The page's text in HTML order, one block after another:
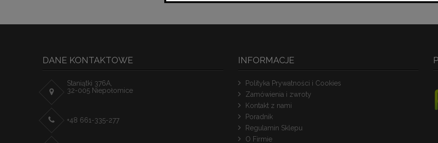
DANE KONTAKTOWE
Staniątki 376A,
32-005 Niepołomice
+48 661-335-277
INFORMACJE
Polityka Prywatności i Cookies
Zamówienia i zwroty
Kontakt z nami
Poradnik
Regulamin Sklepu
O Firmie